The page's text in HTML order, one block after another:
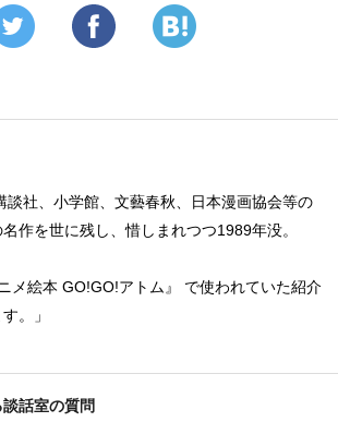
談社、小学館、文藝春秋、日本漫画協会等の
作を世に残し、惜しまれつつ1989年没。
メ絵本 GO!GO!アトム』 で使われていた紹介
。」
話室の質問